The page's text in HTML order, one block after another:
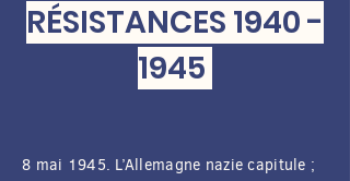
RÉSISTANCES 1940 -
1945
8 mai 1945. L’Allemagne nazie capitule ;